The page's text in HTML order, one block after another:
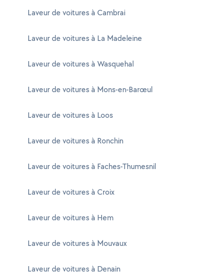
Laveur de voitures à Cambrai
Laveur de voitures à La Madeleine
Laveur de voitures à Wasquehal
Laveur de voitures à Mons-en-Barœul
Laveur de voitures à Loos
Laveur de voitures à Ronchin
Laveur de voitures à Faches-Thumesnil
Laveur de voitures à Croix
Laveur de voitures à Hem
Laveur de voitures à Mouvaux
Laveur de voitures à Denain